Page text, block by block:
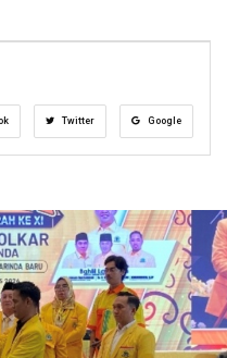
Twitter Google